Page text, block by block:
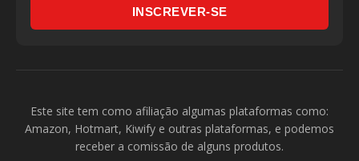
INSCREVER-SE
Este site tem como afiliação algumas plataformas como:
Amazon, Hotmart, Kiwify e outras plataformas, e podemos
receber a comissão de alguns produtos.